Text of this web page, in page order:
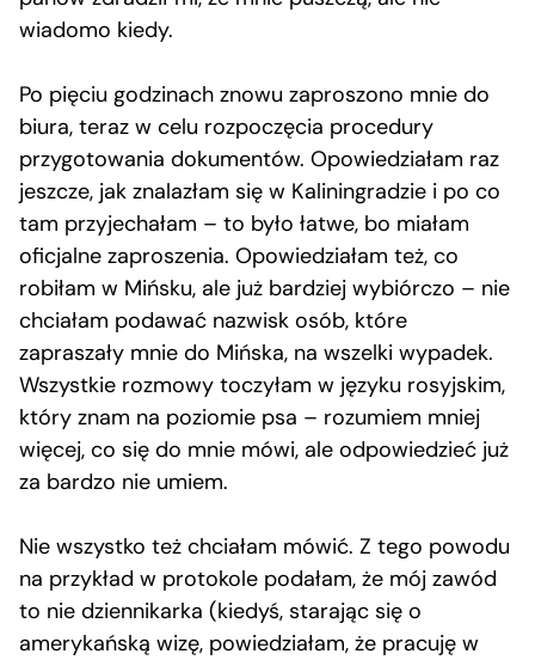
wiadomo kiedy.
Po pięciu godzinach znowu zaproszono mnie do
biura, teraz w celu rozpoczęcia procedury
przygotowania dokumentów. Opowiedziałam raz
jeszcze, jak znalazłam się w Kaliningradzie i po co
tam przyjechałam – to było łatwe, bo miałam
oficjalne zaproszenia. Opowiedziałam też, co
robiłam w Mińsku, ale już bardziej wybiórczo – nie
chciałam podawać nazwisk osób, które
zapraszały mnie do Mińska, na wszelki wypadek.
Wszystkie rozmowy toczyłam w języku rosyjskim,
który znam na poziomie psa – rozumiem mniej
więcej, co się do mnie mówi, ale odpowiedzieć już
za bardzo nie umiem.
Nie wszystko też chciałam mówić. Z tego powodu
na przykład w protokole podałam, że mój zawód
to nie dziennikarka (kiedyś, starając się o
amerykańską wizę, powiedziałam, że pracuję w